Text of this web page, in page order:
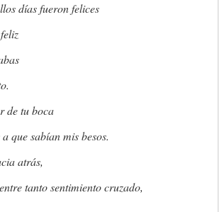
días fueron felices
de tu boca
que sabían mis besos.
atrás,
tanto sentimiento cruzado,